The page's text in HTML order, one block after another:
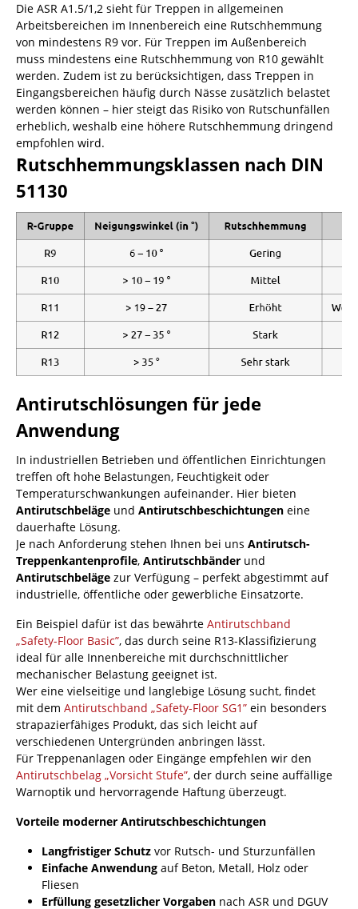
Die ASR A1.5/1,2 sieht für Treppen in allgemeinen
Arbeitsbereichen im Innenbereich eine Rutschhemmung
von mindestens R9 vor. Für Treppen im Außenbereich
muss mindestens eine Rutschhemmung von R10 gewählt
werden. Zudem ist zu berücksichtigen, dass Treppen in
Eingangsbereichen häufig durch Nässe zusätzlich belastet
werden können – hier steigt das Risiko von Rutschunfällen
erheblich, weshalb eine höhere Rutschhemmung dringend
empfohlen wird.
Rutschhemmungsklassen nach DIN
51130
Antirutschlösungen für jede
Anwendung
In industriellen Betrieben und öffentlichen Einrichtungen
treffen oft hohe Belastungen, Feuchtigkeit oder
Temperaturschwankungen aufeinander. Hier bieten
Antirutschbeläge und Antirutschbeschichtungen eine
dauerhafte Lösung.
Je nach Anforderung stehen Ihnen bei uns Antirutsch-
Treppenkantenprofile, Antirutschbänder und
Antirutschbeläge zur Verfügung – perfekt abgestimmt auf
industrielle, öffentliche oder gewerbliche Einsatzorte.
Ein Beispiel dafür ist das bewährte Antirutschband
„Safety-Floor Basic”, das durch seine R13-Klassifizierung
ideal für alle Innenbereiche mit durchschnittlicher
mechanischer Belastung geeignet ist.
Wer eine vielseitige und langlebige Lösung sucht, findet
mit dem Antirutschband „Safety-Floor SG1” ein besonders
strapazierfähiges Produkt, das sich leicht auf
verschiedenen Untergründen anbringen lässt.
Für Treppenanlagen oder Eingänge empfehlen wir den
Antirutschbelag „Vorsicht Stufe”, der durch seine auffällige
Warnoptik und hervorragende Haftung überzeugt.
Vorteile moderner Antirutschbeschichtungen
Langfristiger Schutz vor Rutsch- und Sturzunfällen
Einfache Anwendung auf Beton, Metall, Holz oder
Fliesen
Erfüllung gesetzlicher Vorgaben nach ASR und DGUV